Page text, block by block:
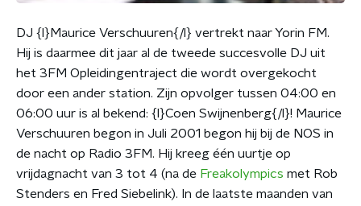
DJ {l}Maurice Verschuuren{/l} vertrekt naar Yorin FM.
Hij is daarmee dit jaar al de tweede succesvolle DJ uit
het 3FM Opleidingentraject die wordt overgekocht
door een ander station. Zijn opvolger tussen 04:00 en
06:00 uur is al bekend: {l}Coen Swijnenberg{/l}! Maurice
Verschuuren begon in Juli 2001 begon hij bij de NOS in
de nacht op Radio 3FM. Hij kreeg één uurtje op
vrijdagnacht van 3 tot 4 (na de Freakolympics met Rob
Stenders en Fred Siebelink). In de laatste maanden van